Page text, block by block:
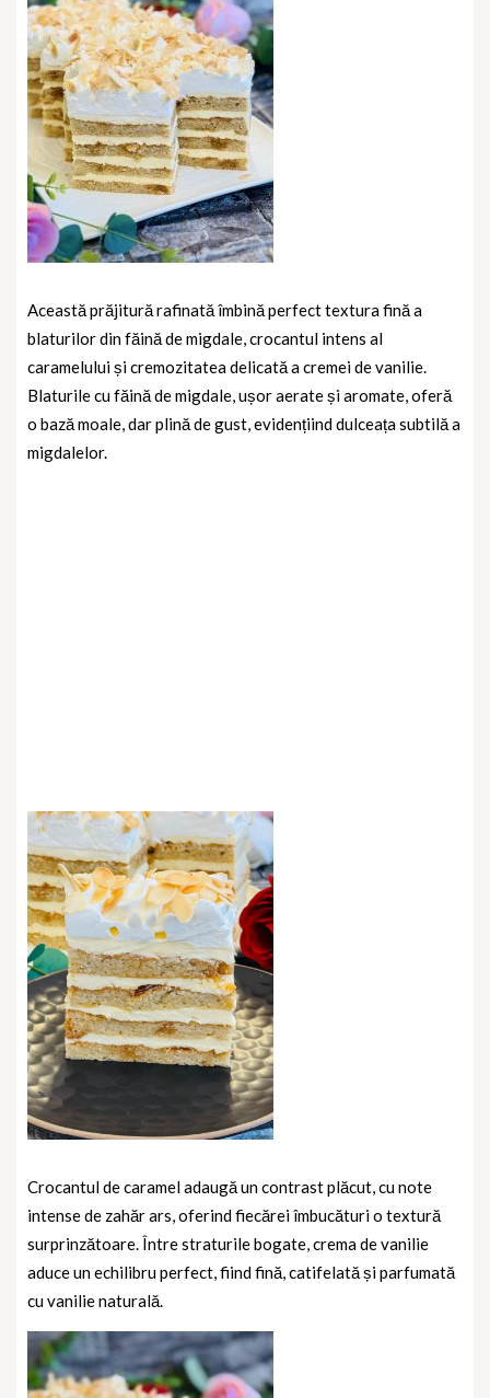
Această prăjitură rafinată îmbină perfect textura fină a
blaturilor din făină de migdale, crocantul intens al
caramelului și cremozitatea delicată a cremei de vanilie.
Blaturile cu făină de migdale, ușor aerate și aromate, oferă
o bază moale, dar plină de gust, evidențiind dulceața subtilă a
migdalelor.
Crocantul de carameladaugă un contrast plăcut, cu note
intense de zahăr ars, oferind fiecărei îmbucături o textură
surprinzătoare. Între straturile bogate,crema de vanilie
aduce un echilibru perfect, fiind fină, catifelată și parfumată
cu vanilie naturală.